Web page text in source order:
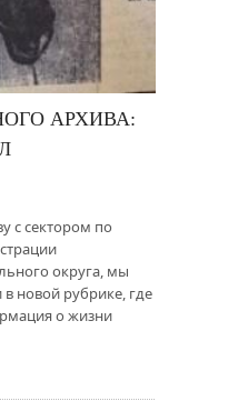
АРХИВА:
с сектором по
округа, мы
новой рубрике, где
о жизни